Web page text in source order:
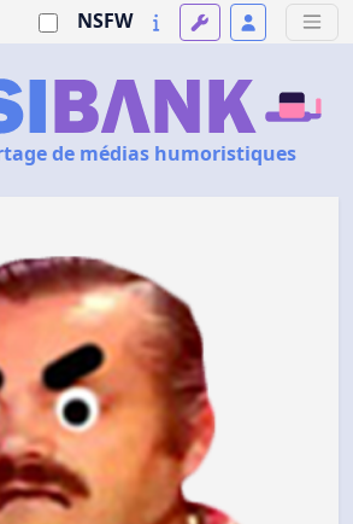
NSFW
de médias humoristiques